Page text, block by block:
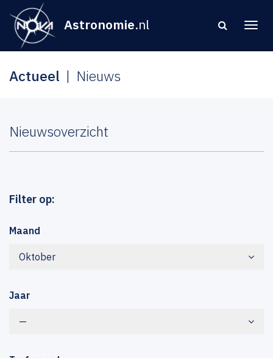
Astronomie.nl
Actueel Nieuws
Nieuwsoverzicht
Filter op:
Maand
Oktober
Jaar
—